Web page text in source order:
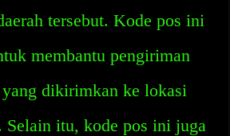
tersebut. Kode pos ini
membantu pengiriman
yang dikirimkan ke lokasi
Selain itu, kode pos ini juga